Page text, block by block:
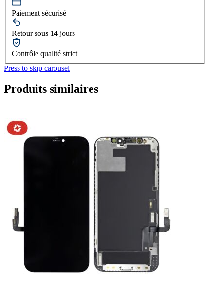
Paiement sécurisé
Retour sous 14 jours
Contrôle qualité strict
Press to skip carousel
Produits similaires